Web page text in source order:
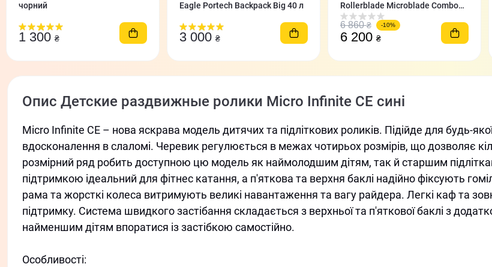
чорний
1 300 ₴
Eagle Portech Backpack Big 40 л
3 000 ₴
Rollerblade Microblade Combo
Midnight Blue/Orange
6 860₴ -10%
6 200 ₴
Опис Детские раздвижные ролики Micro Infinite CE сині
Micro Infinite CE – нова яскрава модель дитячих та підліткових роликів. Підійде для будь-
вдосконалення в слаломі. Черевик регулюється в межах чотирьох розмірів, що дозволяє
розмірний ряд робить доступною цю модель як наймолодшим дітям, так й старшим
підтримкою ідеальний для фітнес катання, а п'яткова та верхня баклі надійно фіксують
рама та жорсткі колеса витримують великі навантаження та вагу райдера. Легкі каф та
підтримку. Система швидкого застібання складається з верхньої та п'яткової баклі з
найменшим дітям впоратися із застібкою самостійно.
Особливості: